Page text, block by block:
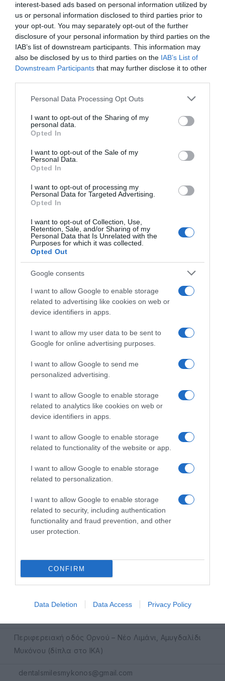
interest-based ads based on personal information utilized by
us or personal information disclosed to third parties prior to
your opt-out. You may separately opt-out of the further
disclosure of your personal information by third parties on the
IAB’s list of downstream participants. This information may
also be disclosed by us to third parties on the IAB’s List of
Downstream Participants that may further disclose it to other
Please note that this website/app uses one or more Google
not limited to your visit or usage behaviour. You may click to
grant or deny consent to Google and its third-party tags to
use your data for below specified purposes in below Google
consent section.
Personal Data Processing Opt Outs
I want to opt-out of the Sharing of my
personal data.
Opted In
I want to opt-out of the Sale of my
Personal Data.
Opted In
I want to opt-out of processing my
Personal Data for Targeted Advertising.
Opted In
I want to opt-out of Collection, Use,
Retention, Sale, and/or Sharing of my
Personal Data that Is Unrelated with the
Purposes for which it was collected.
Opted Out
Google consents
I want to allow Google to enable storage
related to advertising like cookies on web or
device identifiers in apps.
I want to allow my user data to be sent to
Google for online advertising purposes.
I want to allow Google to send me
personalized advertising.
I want to allow Google to enable storage
related to analytics like cookies on web or
device identifiers in apps.
I want to allow Google to enable storage
related to functionality of the website or app.
I want to allow Google to enable storage
related to personalization.
I want to allow Google to enable storage
related to security, including authentication
functionality and fraud prevention, and other
user protection.
CONFIRM
Data Deletion Data Access Privacy Policy
Τερηδόνα θηλασμού: Τι είναι και πώς
μπορείτε να προστατεύσετε το παιδί
σας
SEARCH
ΑΡΘΡΑ
Υαλουρονικό οξύ στην οδοντιατρική: εφαρμογές
και οφέλη
Τερηδόνα θηλασμού: Τι είναι και πώς μπορείτε να
προστατεύσετε το παιδί σας
Πότε χρειάζεται ένα παιδί να κάνει τις
οδοντιατρικές του εργασίες με μέθη ή
γενικήαναισθησία σε νοσοκομείο;
Πρώτη επίσκεψη στον οδοντίατρο: πώς να
Γιατί είναι σημαντικό να πάει το παιδί από νωρίς
Μονής Πετράκη 5 Κολωνάκι - 11521 Ελλάδα
dentalsmiles.contact@gmail.com
210 7297985
Περιφερειακή οδός Ορνού – Νέο Λιμάνι, Αμυγδαλίδι
Μυκόνου (δίπλα στο ΙΚΑ)
dentalsmilesmykonos@gmail.com